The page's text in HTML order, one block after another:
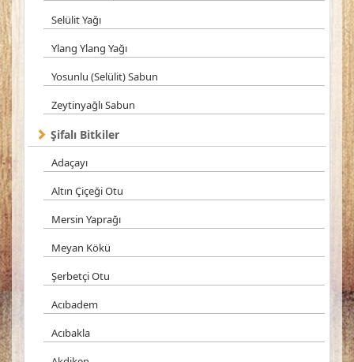
Selülit Yağı
Ylang Ylang Yağı
Yosunlu (Selülit) Sabun
Zeytinyağlı Sabun
Şifalı Bitkiler
Adaçayı
Altın Çiçeği Otu
Mersin Yaprağı
Meyan Kökü
Şerbetçi Otu
Acıbadem
Acıbakla